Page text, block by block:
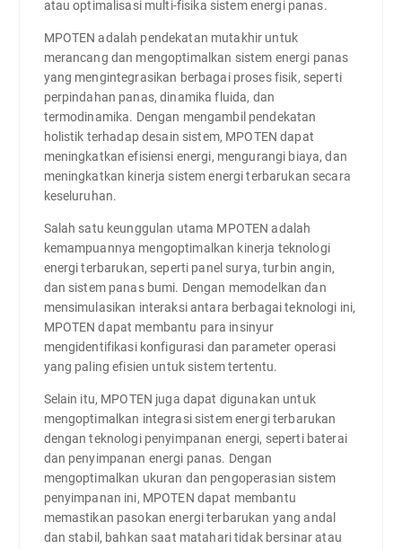
atau optimalisasi multi-fisika sistem energi panas.
MPOTEN adalah pendekatan mutakhir untuk
merancang dan mengoptimalkan sistem energi panas
yang mengintegrasikan berbagai proses fisik, seperti
perpindahan panas, dinamika fluida, dan
termodinamika. Dengan mengambil pendekatan
holistik terhadap desain sistem, MPOTEN dapat
meningkatkan efisiensi energi, mengurangi biaya, dan
meningkatkan kinerja sistem energi terbarukan secara
keseluruhan.
Salah satu keunggulan utama MPOTEN adalah
kemampuannya mengoptimalkan kinerja teknologi
energi terbarukan, seperti panel surya, turbin angin,
dan sistem panas bumi. Dengan memodelkan dan
mensimulasikan interaksi antara berbagai teknologi ini,
MPOTEN dapat membantu para insinyur
mengidentifikasi konfigurasi dan parameter operasi
yang paling efisien untuk sistem tertentu.
Selain itu, MPOTEN juga dapat digunakan untuk
mengoptimalkan integrasi sistem energi terbarukan
dengan teknologi penyimpanan energi, seperti baterai
dan penyimpanan energi panas. Dengan
mengoptimalkan ukuran dan pengoperasian sistem
penyimpanan ini, MPOTEN dapat membantu
memastikan pasokan energi terbarukan yang andal
dan stabil, bahkan saat matahari tidak bersinar atau